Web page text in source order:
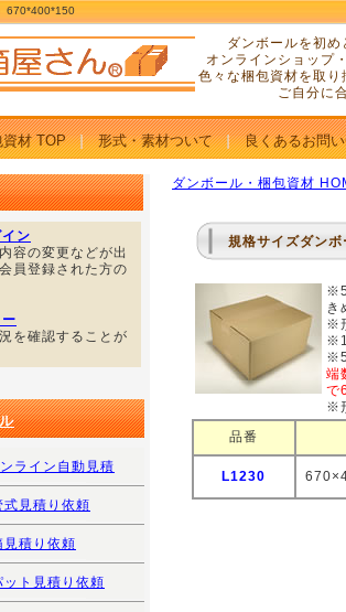
670*400*150
ダンボールを初
オンラインショップ
色々な梱包資材を取
ご自分に
資材 TOP 形式・素材ついて
良くあるお問
ダンボール・梱包資材
規格サイズダン
き
※
※1
端
で
※
品番
L1230
ン
容の変更などが出
員登録された方の
を確認することが
ライン自動見積
式見積り依頼
積り依頼
ト見積り依頼